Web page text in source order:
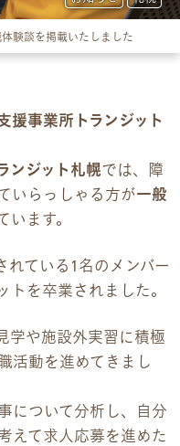
体験談を掲載いたしました
援事業所トランジット
ンジット札幌では、障
いらっしゃる方が一般
います。
れている1名のメンバー
トを卒業されました。
学や施設外実習に積極
活動を進めてきまし
について分析し、自分
えて求人応募を進めた